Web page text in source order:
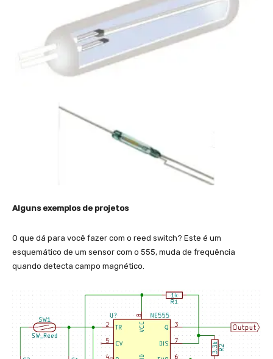
Alguns exemplos de projetos
O que dá para você fazer com o reed switch? Este é um
esquemático de um sensor com o 555, muda de frequência
quando detecta campo magnético.